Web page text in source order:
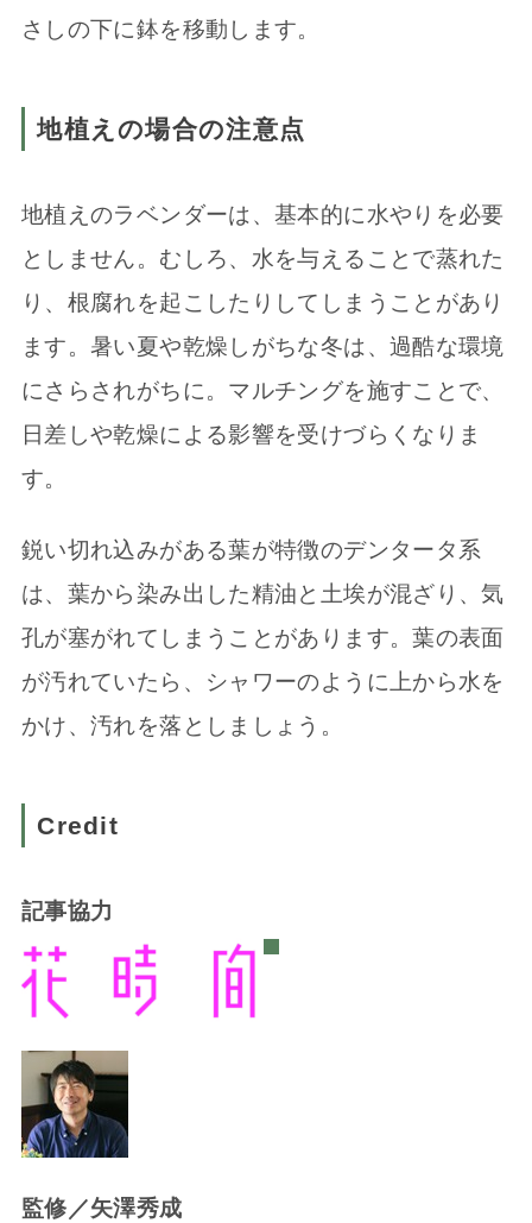
さしの下に鉢を移動します。
地植えの場合の注意点
地植えのラベンダーは、基本的に水やりを必要
としません。むしろ、水を与えることで蒸れた
り、根腐れを起こしたりしてしまうことがあり
ます。暑い夏や乾燥しがちな冬は、過酷な環境
にさらされがちに。マルチングを施すことで、
日差しや乾燥による影響を受けづらくなりま
す。
鋭い切れ込みがある葉が特徴のデンタータ系
は、葉から染み出した精油と土埃が混ざり、気
孔が塞がれてしまうことがあります。葉の表面
が汚れていたら、シャワーのように上から水を
かけ、汚れを落としましょう。
Credit
記事協力
監修／矢澤秀成